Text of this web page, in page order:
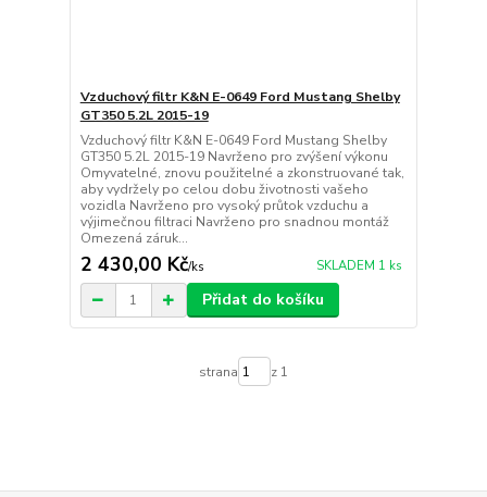
Vzduchový filtr K&N E-0649 Ford Mustang Shelby
GT350 5.2L 2015-19
Vzduchový filtr K&N E-0649 Ford Mustang Shelby
GT350 5.2L 2015-19 Navrženo pro zvýšení výkonu
Omyvatelné, znovu použitelné a zkonstruované tak,
aby vydržely po celou dobu životnosti vašeho
vozidla Navrženo pro vysoký průtok vzduchu a
výjimečnou filtraci Navrženo pro snadnou montáž
Omezená záruk...
2 430,00 Kč/ks SKLADEM 1 ks
Přidat do košíku
strana z 1